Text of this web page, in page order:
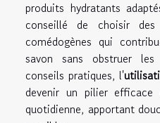
produits hydratants
conseillé de choisir
comédogènes qui
savon sans obstruer
conseils pratiques, l'
devenir un pilier efficace
quotidienne, apportant